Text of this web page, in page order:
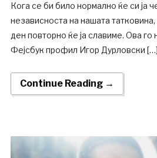
Кога се би било нормално ќе си ја
независноста на нашата
ден повторно ќе ја славиме. Ова го
Фејсбук профил Игор Дурловски […]
Continue Reading →